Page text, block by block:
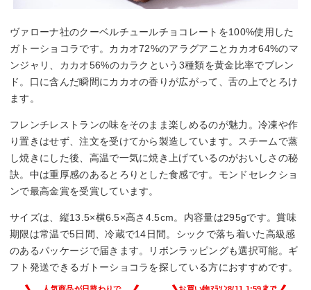
ヴァローナ社のクーベルチュールチョコレートを100%使用した
ガトーショコラです。カカオ72%のアラグアニとカカオ64%のマ
ンジャリ、カカオ56%のカラクという3種類を黄金比率でブレン
ド。口に含んだ瞬間にカカオの香りが広がって、舌の上でとろけ
ます。
フレンチレストランの味をそのまま楽しめるのが魅力。冷凍や作
り置きはせず、注文を受けてから製造しています。スチームで蒸
し焼きにした後、高温で一気に焼き上げているのがおいしさの秘
訣。中は重厚感のあるとろりとした食感です。モンドセレクショ
ンで最高金賞を受賞しています。
サイズは、縦13.5×横6.5×高さ4.5cm。内容量は295gです。賞味
期限は常温で5日間、冷蔵で14日間。シックで落ち着いた高級感
のあるパッケージで届きます。リボンラッピングも選択可能。ギ
フト発送できるガトーショコラを探している方におすすめです。